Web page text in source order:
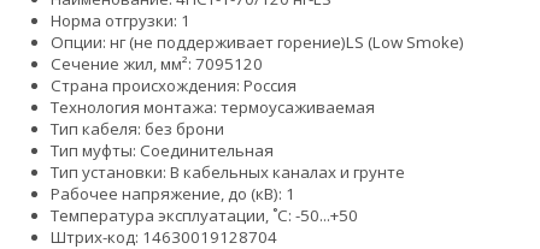
Норма отгрузки: 1
Опции: нг (не поддерживает горение)LS (Low Smoke)
Сечение жил, мм²: 7095120
Страна происхождения: Россия
Технология монтажа: термоусаживаемая
Тип кабеля: без брони
Тип муфты: Соединительная
Тип установки: В кабельных каналах и грунте
Рабочее напряжение, до (кВ): 1
Температура эксплуатации, ˚С: -50...+50
Штрих-код: 14630019128704